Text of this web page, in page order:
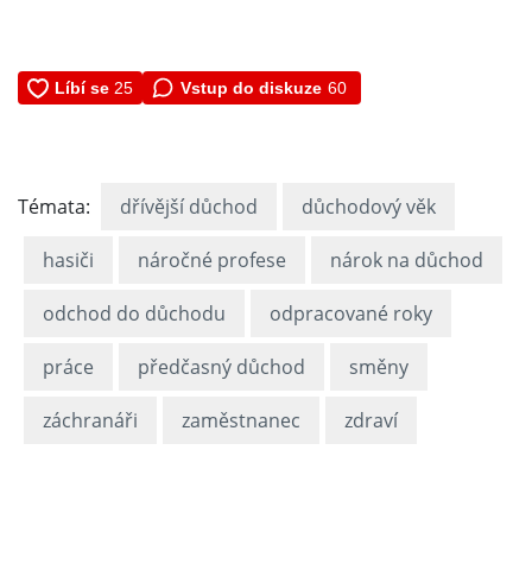
Vstup do diskuze 60
Témata: dřívější důchod důchodový věk
hasiči náročné profese nárok na důchod
odchod do důchodu odpracované roky
práce předčasný důchod směny
záchranáři zaměstnanec zdraví